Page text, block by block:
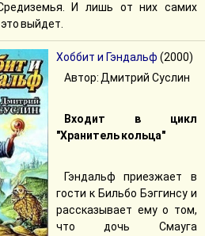
И лишь от них самих
выйдет.
Хоббит и Гэндальф (2000)
Автор: Дмитрий Суслин
Входит в цикл
"Хранитель кольца"
Гэндальф приезжает в
гости к Бильбо Бэггинсу и
рассказывает ему о том,
что дочь Смауга